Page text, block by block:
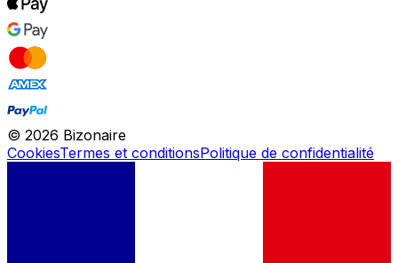
© 2026 Bizonaire
CookiesTermes et conditionsPolitique de confidentialité